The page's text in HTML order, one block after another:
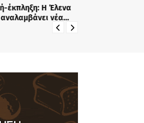
Η Έλενα
νέα
αυτό το κανάλι θα